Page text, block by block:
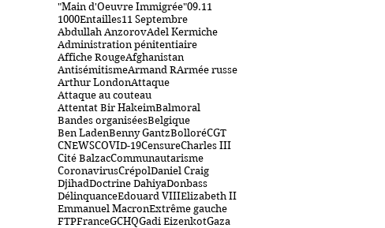
"Main d'Oeuvre Immigrée"09.11
1000Entailles11 Septembre
Abdullah AnzorovAdel Kermiche
Administration pénitentiaire
Affiche RougeAfghanistan
AntisémitismeArmand RArmée russe
Arthur LondonAttaque
Attaque au couteau
Attentat Bir HakeimBalmoral
Bandes organiséesBelgique
Ben LadenBenny GantzBolloréCGT
CNEWSCOVID-19CensureCharles III
Cité BalzacCommunautarisme
CoronavirusCrépolDaniel Craig
DjihadDoctrine DahiyaDonbass
DélinquanceEdouard VIIIElizabeth II
Emmanuel MacronExtrême gauche
FTPFranceGCHQGadi EizenkotGaza